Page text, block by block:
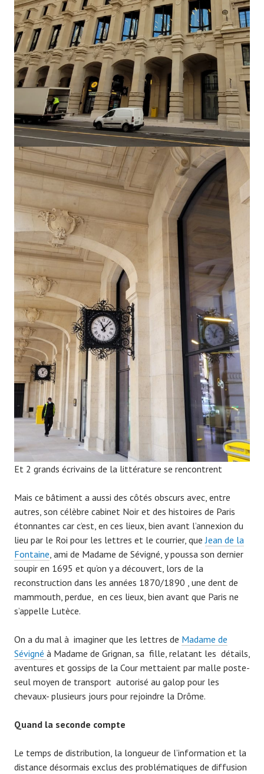
Et 2 grands écrivains de la littérature se rencontrent
Mais ce bâtiment a aussi des côtés obscurs avec, entre
autres, son célèbre cabinet Noir et des histoires de Paris
étonnantes car c’est, en ces lieux, bien avant l’annexion du
lieu par le Roi pour les lettres et le courrier, queJean de la
Fontaine, ami de Madame de Sévigné, y poussa son dernier
soupir en 1695 et qu’on y a découvert, lors de la
reconstruction dans les années 1870/1890 , une dent de
mammouth, perdue, en ces lieux, bien avant que Paris ne
s’appelle Lutèce.
On a du mal à imaginer que les lettres de Madame de
Sévigné à Madame de Grignan, sa fille, relatant les détails,
aventures et gossips de la Cour mettaient par malle poste-
seul moyen de transport autorisé au galop pour les
chevaux- plusieurs jours pour rejoindre la Drôme.
Quand la seconde compte
Le temps de distribution, la longueur de l’information et la
distance désormais exclus des problématiques de diffusion